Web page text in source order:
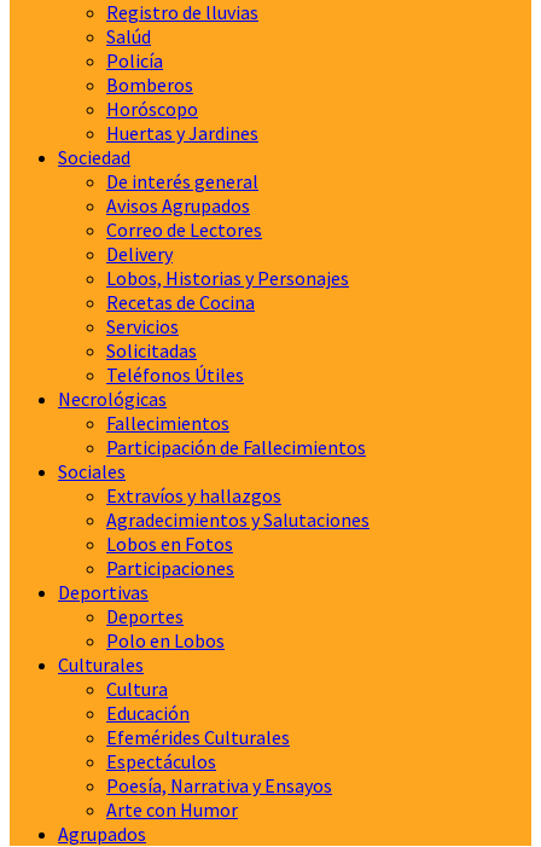
Registro de lluvias
Salúd
Policía
Bomberos
Horóscopo
Huertas y Jardines
Sociedad
De interés general
Avisos Agrupados
Correo de Lectores
Delivery
Lobos, Historias y Personajes
Recetas de Cocina
Servicios
Solicitadas
Teléfonos Útiles
Necrológicas
Fallecimientos
Participación de Fallecimientos
Sociales
Extravíos y hallazgos
Agradecimientos y Salutaciones
Lobos en Fotos
Participaciones
Deportivas
Deportes
Polo en Lobos
Culturales
Cultura
Educación
Efemérides Culturales
Espectáculos
Poesía, Narrativa y Ensayos
Arte con Humor
Agrupados